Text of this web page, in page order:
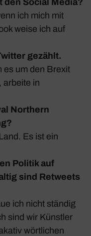
ich mich mit
weise ich auf
gezählt.
es um den Brexit
arbeite in
Nort­hern
Es ist ein
Politik auf
sind Retweets
ich nicht ständig
sind wir Künstler
wört­li­chen